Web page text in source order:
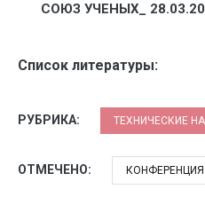
СОЮЗ УЧЕНЫХ_
Список литературы:
РУБРИКА: ТЕХНИЧЕСКИЕ
ОТМЕЧЕНО: